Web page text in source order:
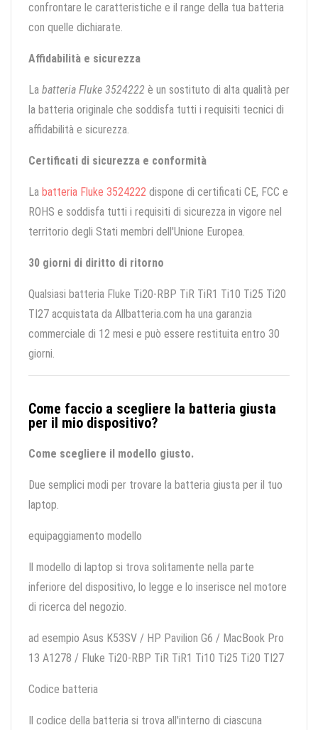
confrontare le caratteristiche e il range della tua batteria
con quelle dichiarate.
Affidabilità e sicurezza
La batteria Fluke 3524222 è un sostituto di alta qualità per
la batteria originale che soddisfa tutti i requisiti tecnici di
affidabilità e sicurezza.
Certificati di sicurezza e conformità
La batteria Fluke 3524222 dispone di certificati CE, FCC e
ROHS e soddisfa tutti i requisiti di sicurezza in vigore nel
territorio degli Stati membri dell'Unione Europea.
30 giorni di diritto di ritorno
Qualsiasi batteria Fluke Ti20-RBP TiR TiR1 Ti10 Ti25 Ti20
TI27 acquistata da Allbatteria.com ha una garanzia
commerciale di 12 mesi e può essere restituita entro 30
giorni.
Come faccio a scegliere la batteria giusta
per il mio dispositivo?
Come scegliere il modello giusto.
Due semplici modi per trovare la batteria giusta per il tuo
laptop.
equipaggiamento modello
Il modello di laptop si trova solitamente nella parte
inferiore del dispositivo, lo legge e lo inserisce nel motore
di ricerca del negozio.
ad esempio Asus K53SV / HP Pavilion G6 / MacBook Pro
13 A1278 / Fluke Ti20-RBP TiR TiR1 Ti10 Ti25 Ti20 TI27
Codice batteria
Il codice della batteria si trova all'interno di ciascuna